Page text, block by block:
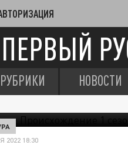
ПЕРВЫЙ
РУБРИКИ НОВОСТИ
2022 18:30